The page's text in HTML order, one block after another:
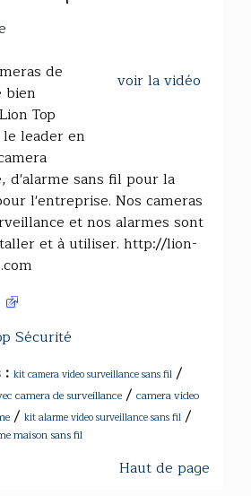
voir la vidéo
de
bien
Top
leader en
d'alarme sans fil pour la
l'entreprise. Nos cameras
et nos alarmes sont
et à utiliser. http://lion-
Sécurité
: kit camera video surveillance sans fil /
camera de surveillance / camera video
/ kit alarme video surveillance sans fil /
maison sans fil
Haut de page